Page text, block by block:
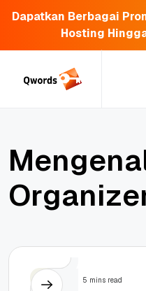
Dapatkan Berbagai
Hosting
Mengena
Organize
Bisnis 5 mins read